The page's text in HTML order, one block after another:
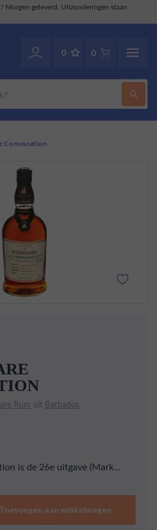
070-2141946 . Ook via WhatsApp.
0 0
Convocation
Rum uit Barbados
is de 26e uitgave (Mark
Exceptional Cask Selection
jaar oude rum is een
pot- en column still distillaten,
van ex-bourbon en ex-
Toevoegen aan winkelwagen